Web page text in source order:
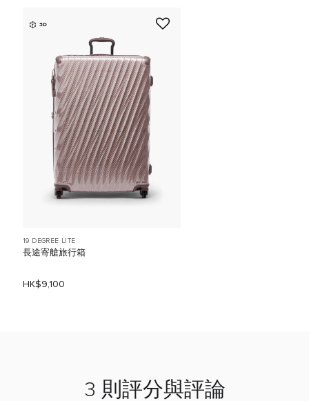
3D
19 DEGREE LITE
長途寄艙旅行箱
HK$9,100
3 則評分與評論